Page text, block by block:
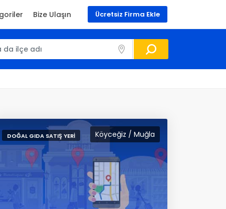
Ücretsiz Firma Ekle
Bize Ulaşın
Köyceğiz / Muğla
DOĞAL GIDA SATIŞ YERI